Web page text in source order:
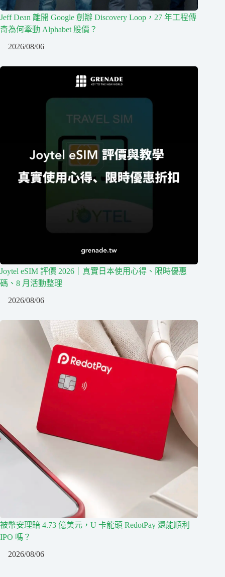
Jeff Dean 離開 Google 創辦 Discovery Loop，27 年工程傳
奇為何牽動 Alphabet 股價？
2026/08/06
Joytel eSIM 評價 2026｜真實日本使用心得、限時優惠
碼、8 月活動整理
2026/08/06
被幣安理賠 4.73 億美元，U 卡龍頭 RedotPay 還能順利
IPO 嗎？
2026/08/06